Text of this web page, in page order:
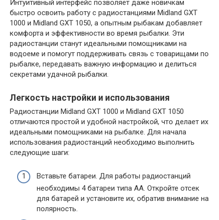
Интуитивный интерфейс позволяет даже новичкам
быстро освоить работу с радиостанциями Midland GXT
1000 и Midland GXT 1050, а опытным рыбакам добавляет
комфорта и эффективности во время рыбалки. Эти
радиостанции станут идеальными помощниками на
водоеме и помогут поддерживать связь с товарищами по
рыбалке, передавать важную информацию и делиться
секретами удачной рыбалки.
Легкость настройки и использования
Радиостанции Midland GXT 1000 и Midland GXT 1050
отличаются простой и удобной настройкой, что делает их
идеальными помощниками на рыбалке. Для начала
использования радиостанций необходимо выполнить
следующие шаги:
Вставьте батареи. Для работы радиостанций
необходимы 4 батареи типа AA. Откройте отсек
для батарей и установите их, обратив внимание на
полярность.